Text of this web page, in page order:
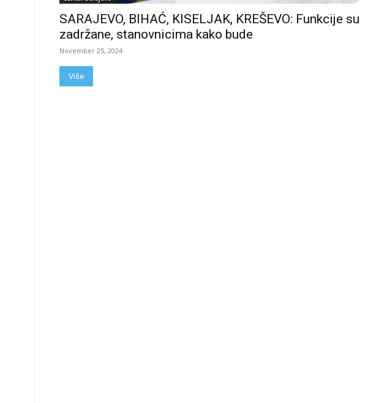
SARAJEVO, BIHAĆ, KISELJAK, KREŠEVO: Funkcije su
zadržane, stanovnicima kako bude
November 25, 2024
Više